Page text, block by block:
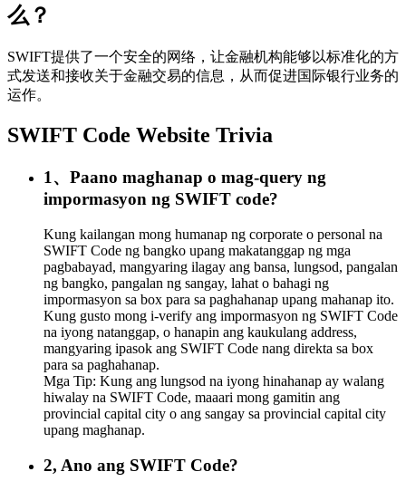
么？
SWIFT提供了一个安全的网络，让金融机构能够以标准化的方
式发送和接收关于金融交易的信息，从而促进国际银行业务的
运作。
SWIFT Code Website Trivia
1、Paano maghanap o mag-query ng
impormasyon ng SWIFT code?
Kung kailangan mong humanap ng corporate o personal na
SWIFT Code ng bangko upang makatanggap ng mga
pagbabayad, mangyaring ilagay ang bansa, lungsod, pangalan
ng bangko, pangalan ng sangay, lahat o bahagi ng
impormasyon sa box para sa paghahanap upang mahanap ito.
Kung gusto mong i-verify ang impormasyon ng SWIFT Code
na iyong natanggap, o hanapin ang kaukulang address,
mangyaring ipasok ang SWIFT Code nang direkta sa box
para sa paghahanap.
Mga Tip: Kung ang lungsod na iyong hinahanap ay walang
hiwalay na SWIFT Code, maaari mong gamitin ang
provincial capital city o ang sangay sa provincial capital city
upang maghanap.
2, Ano ang SWIFT Code?